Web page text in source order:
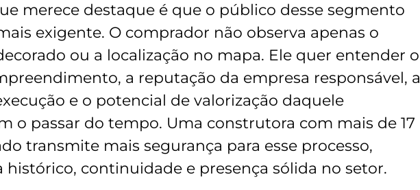
merece destaque é que o público desse segmento
exigente. O comprador não observa apenas o
ou a localização no mapa. Ele quer entender o
a reputação da empresa responsável, a
e o potencial de valorização daquele
o passar do tempo. Uma construtora com mais de 17
transmite mais segurança para esse processo,
histórico, continuidade e presença sólida no setor.